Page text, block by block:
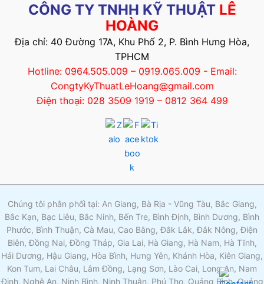
CÔNG TY TNHH KỸ THUẬT LÊ
HOÀNG
Địa chỉ: 40 Đường 17A, Khu Phố 2, P. Bình Hưng Hòa,
TPHCM
Hotline: 0964.505.009 – 0919.065.009 - Email:
CongtyKyThuatLeHoang@gmail.com
Điện thoại: 028 3509 1919 – 0812 364 499
Chúng tôi phân phối tại: An Giang, Bà Rịa - Vũng Tàu, Bắc Giang,
Bắc Kạn, Bạc Liêu, Bắc Ninh, Bến Tre, Bình Định, Bình Dương, Bình
Phước, Bình Thuận, Cà Mau, Cao Bằng, Đắk Lắk, Đắk Nông, Điện
Biên, Đồng Nai, Đồng Tháp, Gia Lai, Hà Giang, Hà Nam, Hà Tĩnh,
Hải Dương, Hậu Giang, Hòa Bình, Hưng Yên, Khánh Hòa, Kiên Giang,
Kon Tum, Lai Châu, Lâm Đồng, Lạng Sơn, Lào Cai, Long An, Nam
Định, Nghệ An, Ninh Bình, Ninh Thuận, Phú Thọ, Quảng Bình, Quảng